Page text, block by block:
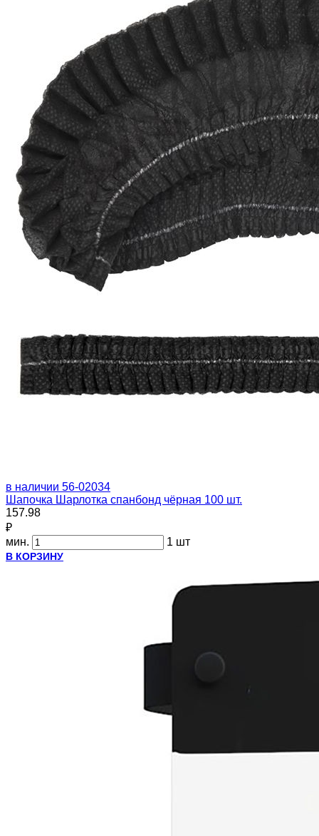
в наличии 56-02034
Шапочка Шарлотка спанбонд чёрная 100 шт.
157.98
₽
мин.
1 шт
В КОРЗИНУ